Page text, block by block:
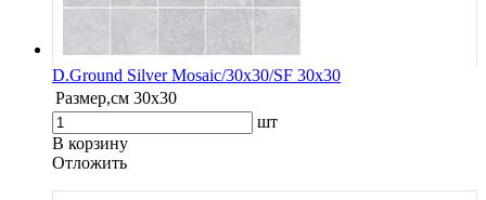
D.Ground Silver Mosaic/30x30/SF 30x30
Размер,см 30x30
шт
В корзину
Oтложить